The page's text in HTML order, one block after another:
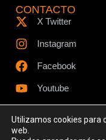
CONTACTO
X Twitter
Instagram
Facebook
Youtube
Utilizamos cookies para
web.